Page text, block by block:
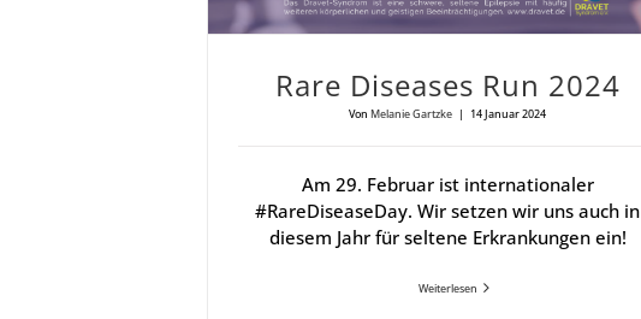
Rare Dise­a­ses Run 2024
Von Melanie Gartzke | 14 Januar 2024
Am 29. Februar ist internationaler
#RareDiseaseDay. Wir setzen wir uns auch in
diesem Jahr für seltene Erkrankungen ein!
Weiterlesen